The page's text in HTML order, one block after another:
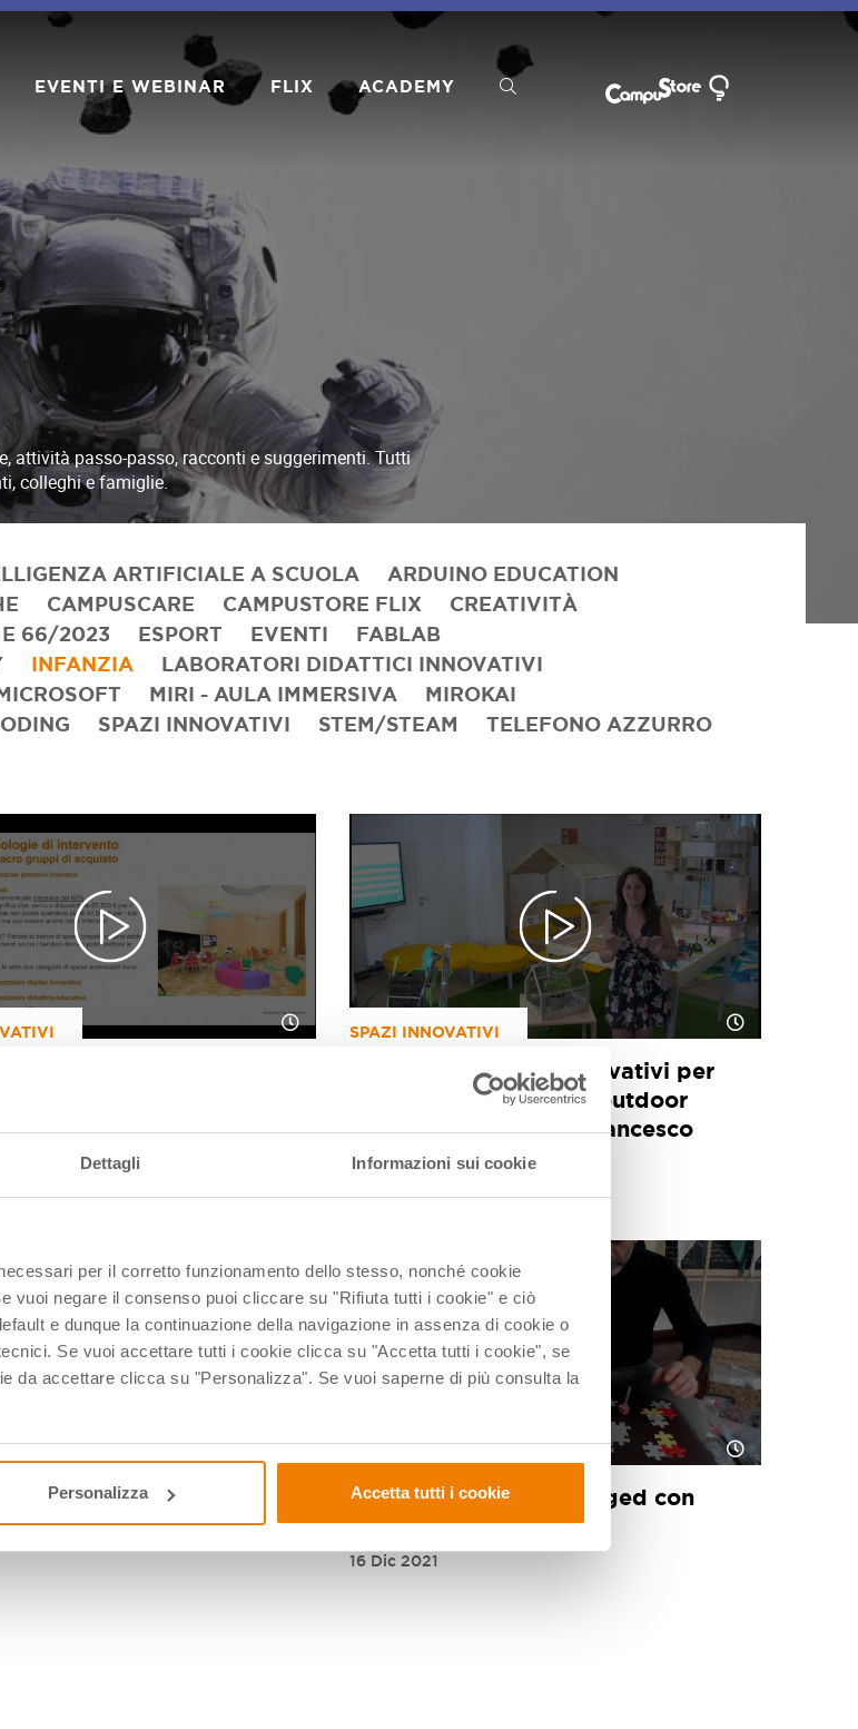
Dettagli Informazioni sui cookie
per il corretto funzionamento dello stesso, nonché cookie
vuoi negare il consenso puoi cliccare su "Rifiuta tutti i cookie" e ciò
e dunque la continuazione della navigazione in assenza di cookie o
Se vuoi accettare tutti i cookie clicca su "Accetta tutti i cookie", se
da accettare clicca su "Personalizza". Se vuoi saperne di più consulta la
Personalizza Accetta tutti i cookie
EVENTI E WEBINAR FLIX ACADEMY
attività passo-passo, racconti e suggerimenti. Tutti
colleghi e famiglie.
ARTIFICIALE A SCUOLA
ARDUINO EDUCATION
CAMPUSCARE CAMPUSTORE FLIX
CREATIVITÀ
E 66/2023 ESPORT EVENTI
FABLAB
INFANZIA
LABORATORI DIDATTICI INNOVATIVI
MIRI - AULA IMMERSIVA
MIROKAI
SPAZI INNOVATIVI STEM/STEAM
TELEFONO AZZURRO
SPAZI INNOVATIVI
Webinar Ambienti innovativi per
l’infanzia, edugreen e outdoor
learning: la parola a Francesco
Bombardi
a Didacta 2022
Attività STEAM unplugged con
CodyColor Puzzle
16 Dic 2021